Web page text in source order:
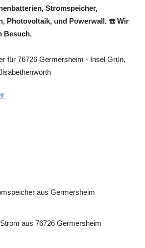
Stromspeicher,
Photovoltaik, und Powerwall. ☎️ Wir
Besuch.